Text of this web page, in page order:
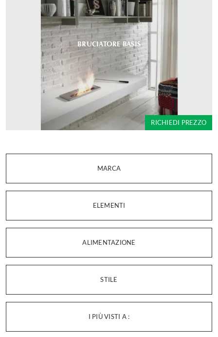
MARCA
ELEMENTI
ALIMENTAZIONE
STILE
I PIÙ VISTI A :
BRUCIATORE BASIS
RICHIEDI PREZZO